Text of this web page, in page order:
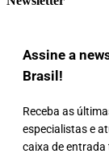
Assine a
Brasil!
Receba as
especialistas e
caixa de